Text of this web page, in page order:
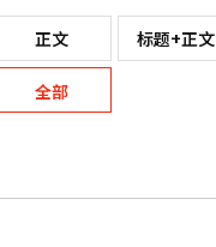
正文 标题+正文
全部